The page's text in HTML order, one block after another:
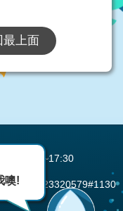
最上面
話：(04)23320579#1130
噢!